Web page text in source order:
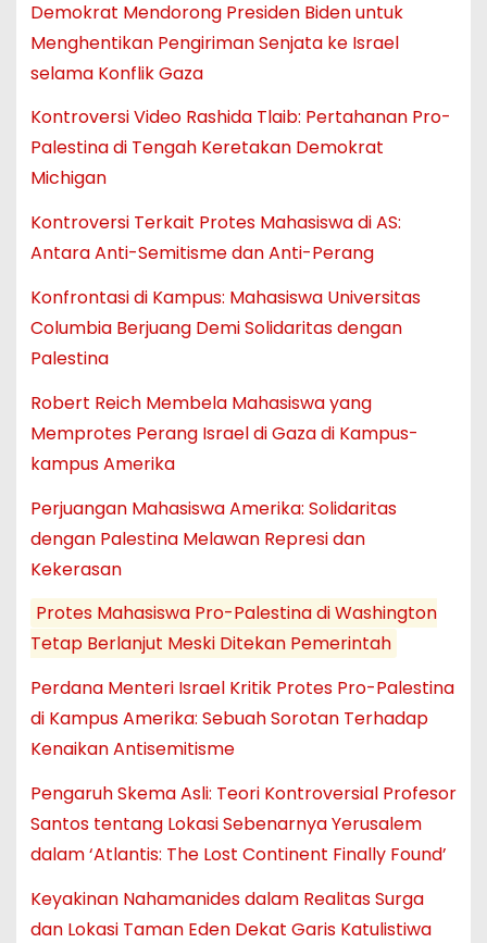
Demokrat Mendorong Presiden Biden untuk
Menghentikan Pengiriman Senjata ke Israel
selama Konflik Gaza
Kontroversi Video Rashida Tlaib: Pertahanan Pro-
Palestina di Tengah Keretakan Demokrat
Michigan
Kontroversi Terkait Protes Mahasiswa di AS:
Antara Anti-Semitisme dan Anti-Perang
Konfrontasi di Kampus: Mahasiswa Universitas
Columbia Berjuang Demi Solidaritas dengan
Palestina
Robert Reich Membela Mahasiswa yang
Memprotes Perang Israel di Gaza di Kampus-
kampus Amerika
Perjuangan Mahasiswa Amerika: Solidaritas
dengan Palestina Melawan Represi dan
Kekerasan
Protes Mahasiswa Pro-Palestina di Washington
Tetap Berlanjut Meski Ditekan Pemerintah
Perdana Menteri Israel Kritik Protes Pro-Palestina
di Kampus Amerika: Sebuah Sorotan Terhadap
Kenaikan Antisemitisme
Pengaruh Skema Asli: Teori Kontroversial Profesor
Santos tentang Lokasi Sebenarnya Yerusalem
dalam ‘Atlantis: The Lost Continent Finally Found’
Keyakinan Nahamanides dalam Realitas Surga
dan Lokasi Taman Eden Dekat Garis Katulistiwa